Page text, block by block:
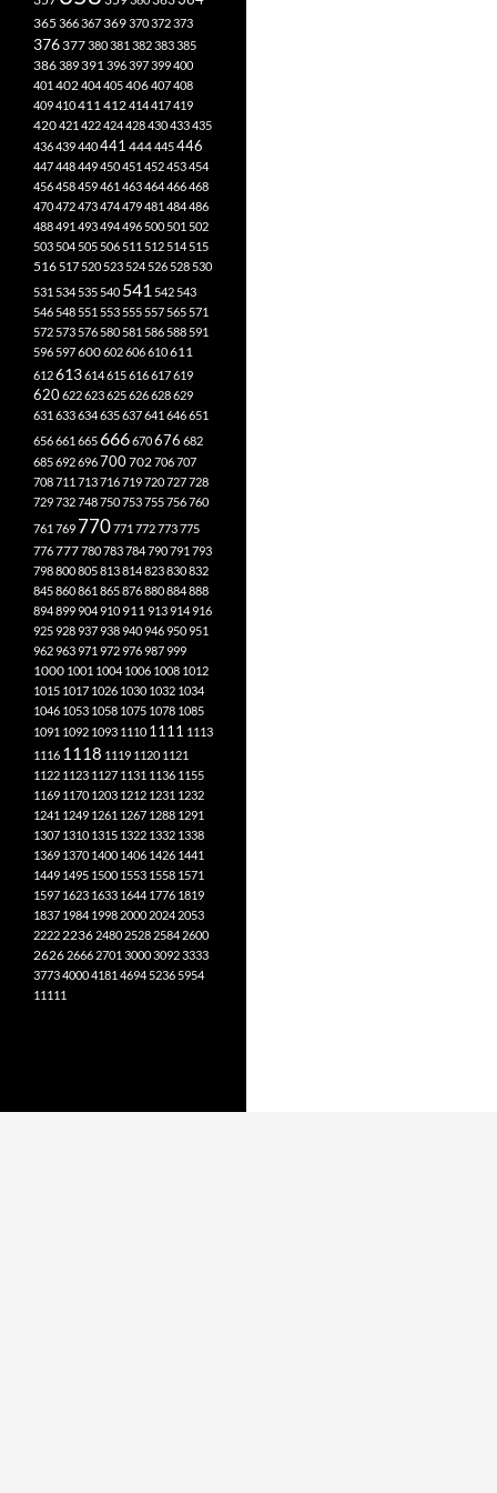
365 366367369370372373
376377380381 382383385
386389391396397399400
401 402404405406407408
409410411 412414417419
420421 422424428430433435
436439440441 444445446
447448449450451 452453454
456458459461 463464466468
470472473474479481 484486
488491 493494496 500 501 502
503 504 505 506 511 512 514 515
516 517 520 523 524 526 528 530
531 534 535 540 541 542 543
546 548 551 553 555 557 565 571
572 573 576 580 581 586 588 591
596 597600602606610611
612613614615616617619
620622623625626628629
631 633634635637641 646651
656661 665666670676 682
685692696700702706707
708711 713716719720727728
729732748750753755756760
761 769 770771 772773775
776777780783784790791 793
798800805813814823830832
845860861 865876880884888
894899904910 911 913914916
925928937938940946950951
962963971 972976987999
1000 1001 1004 1006 1008 1012
1015 1017 1026 1030 1032 1034
1046 1053 1058 1075 1078 1085
1091 1092 1093 1110 1111 1113
1116 1118 1119 1120 1121
1122 1123 1127 1131 1136 1155
1169 1170 1203 1212 1231 1232
1241 1249 1261 1267 1288 1291
1307 1310 1315 1322 1332 1338
1369 1370 1400 1406 1426 1441
1449 1495 1500 1553 1558 1571
1597 1623 1633 1644 1776 1819
1837 1984 1998 2000 2024 2053
2222 2236 2480 2528 2584 2600
2626 2666 2701 300030923333
377340004181 4694 5236 5954
11111